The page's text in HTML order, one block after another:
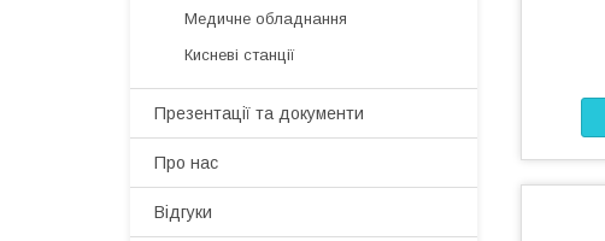
Медичне обладнання
Кисневі станції
Презентації та документи
Про нас
Відгуки